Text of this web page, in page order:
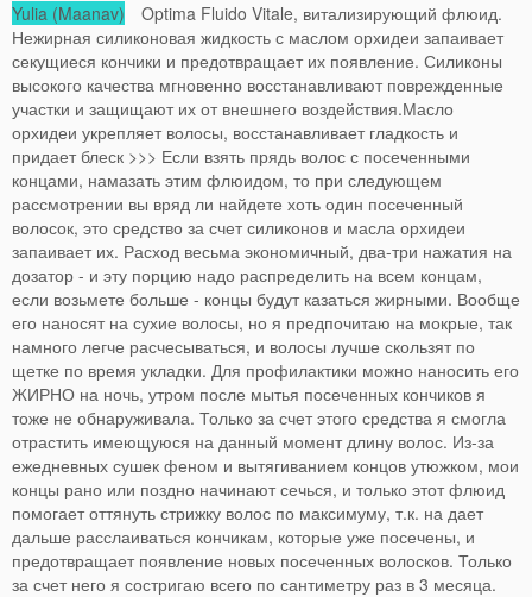
Yulia (Maanav) Optima Fluido Vitale, витализирующий флюид.
Нежирная силиконовая жидкость с маслом орхидеи запаивает
секущиеся кончики и предотвращает их появление. Силиконы
высокого качества мгновенно восстанавливают поврежденные
участки и защищают их от внешнего воздействия.Масло
орхидеи укрепляет волосы, восстанавливает гладкость и
придает блеск >>> Если взять прядь волос с посеченными
концами, намазать этим флюидом, то при следующем
рассмотрении вы вряд ли найдете хоть один посеченный
волосок, это средство за счет силиконов и масла орхидеи
запаивает их. Расход весьма экономичный, два-три нажатия на
дозатор - и эту порцию надо распределить на всем концам,
если возьмете больше - концы будут казаться жирными. Вообще
его наносят на сухие волосы, но я предпочитаю на мокрые, так
намного легче расчесываться, и волосы лучше скользят по
щетке по время укладки. Для профилактики можно наносить его
ЖИРНО на ночь, утром после мытья посеченных кончиков я
тоже не обнаруживала. Только за счет этого средства я смогла
отрастить имеющуюся на данный момент длину волос. Из-за
ежедневных сушек феном и вытягиванием концов утюжком, мои
концы рано или поздно начинают сечься, и только этот флюид
помогает оттянуть стрижку волос по максимуму, т.к. на дает
дальше расслаиваться кончикам, которые уже посечены, и
предотвращает появление новых посеченных волосков. Только
за счет него я состригаю всего по сантиметру раз в 3 месяца.